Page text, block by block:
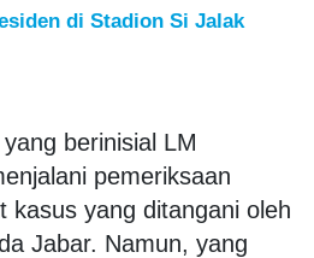
di Stadion Si Jalak
berinisial LM
pemeriksaan
kasus yang ditangani oleh
Jabar. Namun, yang